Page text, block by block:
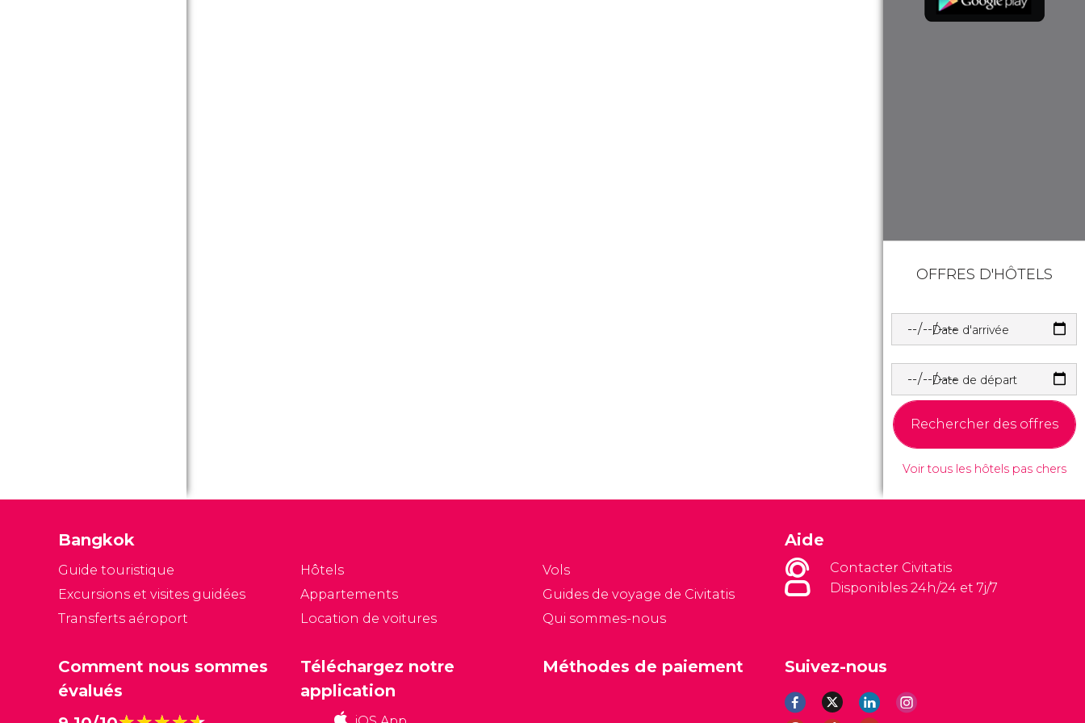
OFFRES D'HÔTELS
Date d'arrivée
Date de départ
Rechercher des offres
Voir tous les hôtels pas chers
Bangkok
Guide touristique
Excursions et visites guidées
Transferts aéroport
Hôtels
Appartements
Location de voitures
Vols
Guides de voyage de Civitatis
Qui sommes-nous
Aide
Contacter Civitatis
Disponibles 24h/24 et 7j/7
Comment nous sommes
évalués
Suivez-nous
Téléchargez notre
application
Méthodes de paiement